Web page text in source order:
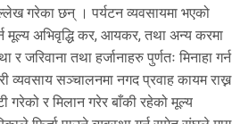
गरेका छन् । पर्यटन व्यवसायमा भएको
मूल्य अभिवृद्धि कर, आयकर, तथा अन्य करमा
जरिवाना तथा हर्जानाहरु पुर्णतः मिनाहा गर्न
व्यवसाय सञ्चालनमा नगद प्रवाह कायम राख्न
गरेको र मिलान गरेर बाँकी रहेको मूल्य